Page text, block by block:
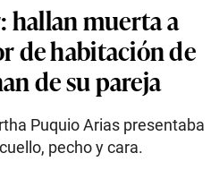
hallan muerta a
de habitación de
de su pareja
Puquio Arias presentaba
pecho y cara.